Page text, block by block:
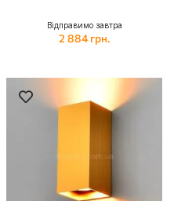
Відправимо завтра
2 884 грн.